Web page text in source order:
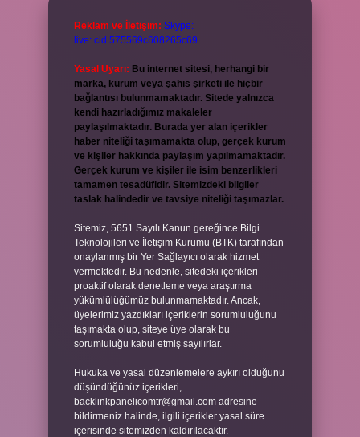
Reklam ve İletişim: Skype:
live:.cid.575569c608265c69
Yasal Uyarı: Bu internet sitesi, herhangi bir
marka, kurum veya şahıs şirketi ile hiçbir
bağlantısı bulunmamaktadır. Sitede yalnızca
kendi hazırladığımız makaleler
paylaşılmaktadır. Burada yer alan içerikler
haber niteliği taşımamakta olup, gerçek kurum
ve kişiler hakkında paylaşım yapılmamaktadır.
Gerçek kurum ve kişiler ile isim benzerlikleri
tamamen tesadüfidir. Sitemizdeki bilgiler
taslak halindedir ve tavsiye niteliği taşımazlar.
Sitemiz, 5651 Sayılı Kanun gereğince Bilgi
Teknolojileri ve İletişim Kurumu (BTK) tarafından
onaylanmış bir Yer Sağlayıcı olarak hizmet
vermektedir. Bu nedenle, sitedeki içerikleri
proaktif olarak denetleme veya araştırma
yükümlülüğümüz bulunmamaktadır. Ancak,
üyelerimiz yazdıkları içeriklerin sorumluluğunu
taşımakta olup, siteye üye olarak bu
sorumluluğu kabul etmiş sayılırlar.
Hukuka ve yasal düzenlemelere aykırı olduğunu
düşündüğünüz içerikleri,
backlinkpanelicomtr@gmail.com adresine
bildirmeniz halinde, ilgili içerikler yasal süre
içerisinde sitemizden kaldırılacaktır.